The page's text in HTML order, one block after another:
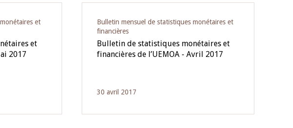
et
et
2017
Bulletin mensuel de statistiques monétaires et
financières
Bulletin de statistiques monétaires et
financières de l’UEMOA - Avril 2017
30 avril 2017